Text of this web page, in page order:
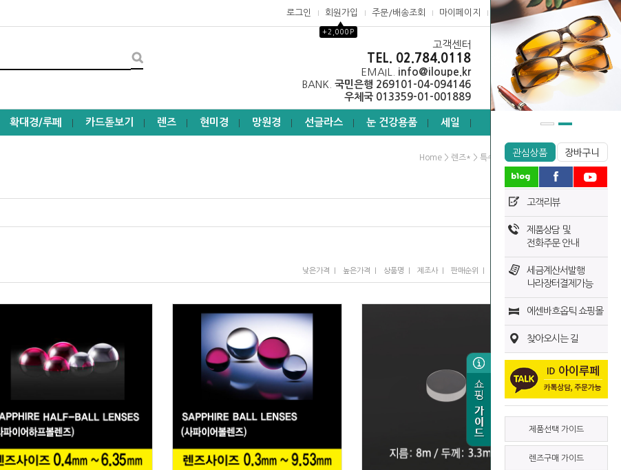
관심상품 장바구니
고객리뷰
제품상담 및
전화주문 안내
세금계산서발행
나라장터결제가능
에센바흐옵틱 쇼핑몰
찾아오시는 길
제품선택 가이드
렌즈구매 가이드
로그인 회원가입
▲
+2,000P
주문/배송조회 마이페이지 고객센터
고객센터
TEL. 02.784.0118
EMAIL. info@iloupe.kr
BANK. 국민은행 269101-04-094146
우체국 013359-01-001889
0
확대경/루페 카드돋보기 렌즈 현미경 망원경 선글라스 눈 건강용품 세일
Home > 렌즈* > 특수렌즈 및 제작
낮은가격 높은가격 상품명 제조사I 판매순위 많이 본 상품